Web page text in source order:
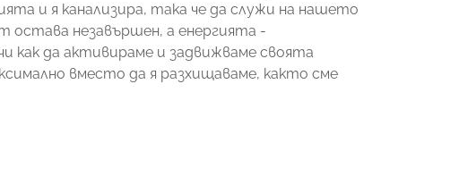
и я канализира, така че да служи на нашето
остава незавършен, а енергията -
как да активираме и задвижваме своята
вместо да я разхищаваме, както сме